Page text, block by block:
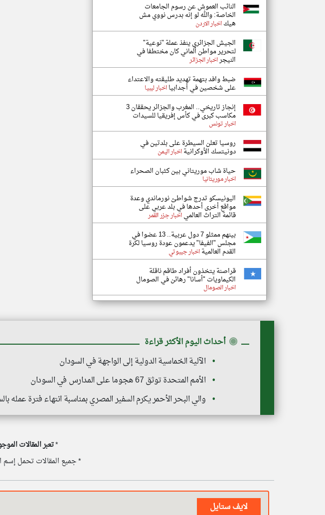
النائب العموش عن رسوم الجامعات
الخاصة: والله لو إنه بدرس نووي مش
هيكاخبار الاردن
الجيش الجزائري ينفذ عملة "نوعية"
لتحرير مواطن ألماني كان مختطفا في
النيجراخبار الجزائر
ضبط وافد بتهمة تهديد طليقته والاعتداء
على شخصين في أجدابيااخبار ليبيا
إنجاز تاريخي.. المغرب والجزائر يحققان 3
مكاسب كبرى في كأس إفريقيا للسيدات
اخبار تونس
روسيا تعلن السيطرة على بلدتين في
دونيتسك الأوكرانيةاخبار اليمن
حياة شاب موريتاني بين كثبان الصحراء
اخبار موريتانيا
اليونيسكو تدرج شواطئ نورماندي وعدة
مواقع أخرى أحدها في بلد عربي على
قائمة التراث العالمياخبار جزر القمر
بينهم ممثلو 7 دول عربية.. 13 عضوا في
مجلس "الفيفا" يدعمون عودة روسيا لكرة
القدم العالميةاخبار جيبوتي
قراصنة يتخذون أفراد طاقم ناقلة
الكيماويات "أسانا" رهائن في الصومال
اخبار الصومال
◉ أحداث اليوم الأكثر قراءة
الآلية الخماسية الدولية إلى الواجهة في السودان
الأمم المتحدة توثق 67 هجوما على المدارس في السودان
والي البحر الأحمر يكرم السفير المصري بمناسبة انتهاء فترة عمله
*تعبر المقالات
* جميع المقالات تحمل إسم
لايف ستايل